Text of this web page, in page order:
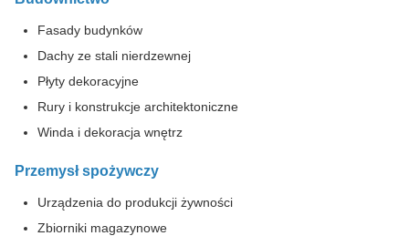
Fasady budynków
Dachy ze stali nierdzewnej
Płyty dekoracyjne
Rury i konstrukcje architektoniczne
Winda i dekoracja wnętrz
Przemysł spożywczy
Urządzenia do produkcji żywności
Zbiorniki magazynowe